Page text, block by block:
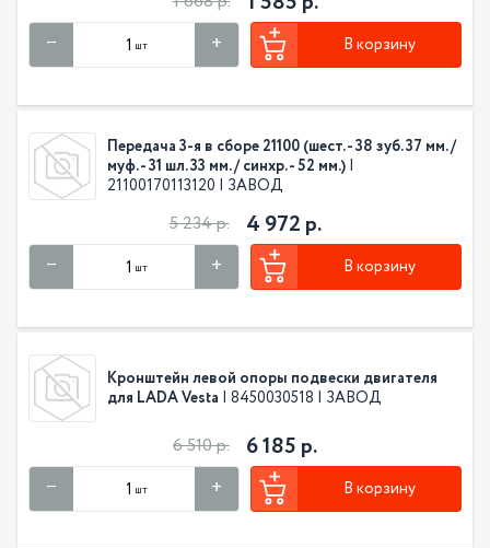
шт В корзину
Передача 3-я в сборе 21100 (шест. - 38 зуб. 37 мм. /
муф. - 31 шл. 33 мм. / синхр. - 52 мм.) |
21100170113120 | ЗАВОД
5 234 р. 4 972 р.
шт В корзину
Кронштейн левой опоры подвески двигателя
для LADA Vesta | 8450030518 | ЗАВОД
6 510 р. 6 185 р.
шт В корзину